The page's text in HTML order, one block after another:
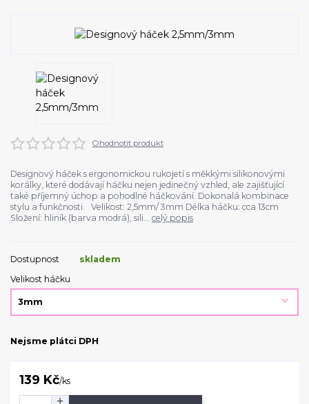
Ohodnotit produkt
Designový háček s ergonomickou rukojetí s měkkými silikonovými
korálky, které dodávají háčku nejen jedinečný vzhled, ale zajišťující
také příjemný úchop a pohodlné háčkování. Dokonalá kombinace
stylu a funkčnosti. Velikost: 2,5mm/ 3mm Délka háčku: cca 13cm
Složení: hliník (barva modrá), sili... celý popis
Dostupnost
skladem
Velikost háčku
Nejsme plátci DPH
139 Kč/ks